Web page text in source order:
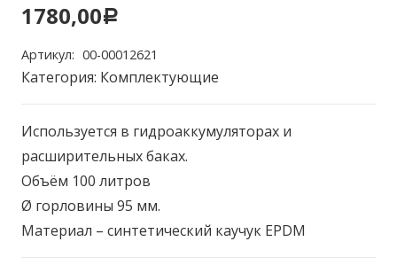
1780,00Р
Артикул: 00-00012621
Категория: Комплектующие
Используется в гидроаккумуляторах и
расширительных баках.
Объём 100 литров
Ø горловины 95 мм.
Материал – синтетический каучук EPDM